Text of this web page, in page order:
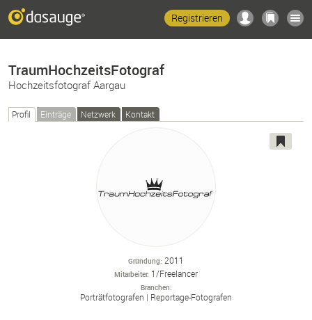
Registrieren
TraumHochzeitsFotograf
Hochzeitsfotograf Aargau
Profil Einträge Netzwerk Kontakt
Gründung 2011
Mitarbeiter 1/Freelancer
Branchen
Porträtfotografen Reportage-Fotografen